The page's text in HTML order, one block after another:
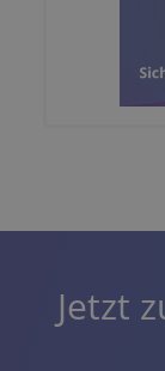
Jetzt